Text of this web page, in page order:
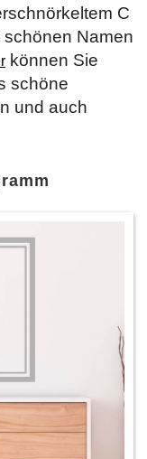
C
schönen Namen
können Sie
schöne
und auch